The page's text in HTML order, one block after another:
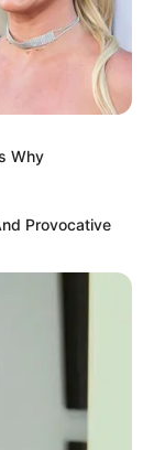
Why
Provocative